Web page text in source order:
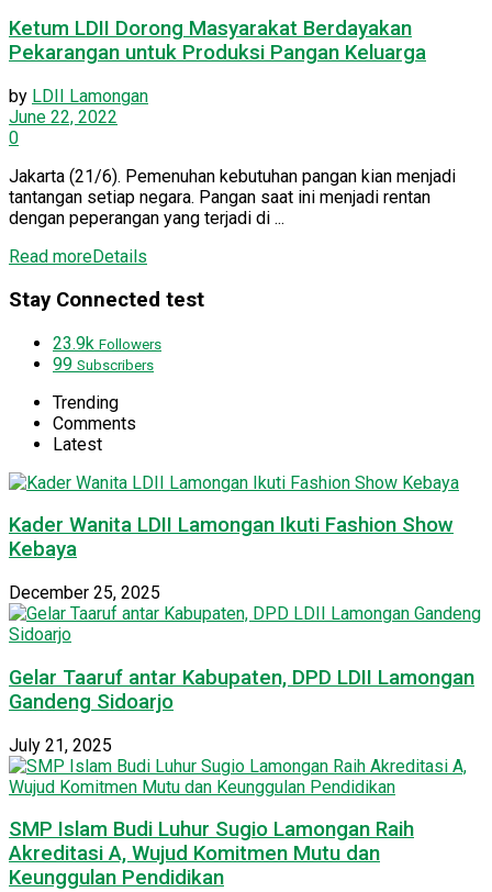
Ketum LDII Dorong Masyarakat Berdayakan
Pekarangan untuk Produksi Pangan Keluarga
by LDII Lamongan
June 22, 2022
0
Jakarta (21/6). Pemenuhan kebutuhan pangan kian menjadi
tantangan setiap negara. Pangan saat ini menjadi rentan
dengan peperangan yang terjadi di ...
Read moreDetails
Stay Connected test
23.9k Followers
99 Subscribers
Trending
Comments
Latest
Kader Wanita LDII Lamongan Ikuti Fashion Show
Kebaya
December 25, 2025
Gelar Taaruf antar Kabupaten, DPD LDII Lamongan
Gandeng Sidoarjo
July 21, 2025
SMP Islam Budi Luhur Sugio Lamongan Raih
Akreditasi A, Wujud Komitmen Mutu dan
Keunggulan Pendidikan